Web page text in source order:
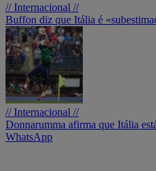
// Internacional //
Buffon diz que Itália é
// Internacional //
Donnarumma afirma que Itália
WhatsApp